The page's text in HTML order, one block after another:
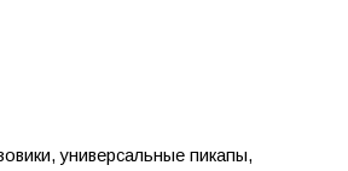
универсальные пикапы,